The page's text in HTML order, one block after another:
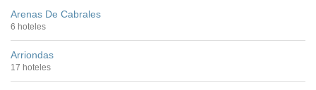
Arenas De Cabrales
6 hoteles
Arriondas
17 hoteles